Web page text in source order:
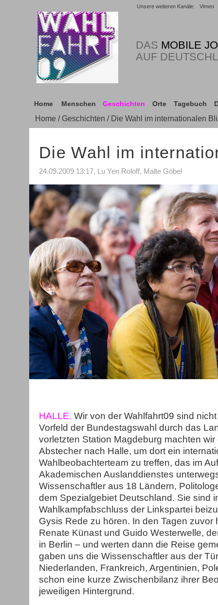
Unsere weiteren Kanäle: Vimeo
DAS MOBILE
AUF
Home Menschen Geschichten Orte Tagebuch
Home / Geschichten / Die Wahl im internationalen
Die Wahl im
24.09.2009 13:17, Lu Yen Roloff, Malte Göbel
HALLE. Wir von der Wahlfahrt09 sind
Vorfeld der Bundestagswahl durch das
vorletzten Station Magdeburg machten
Abstecher nach Halle, um dort ein
Wahlbeobachterteam zu treffen, das im
Akademischen Auslanddienstes
Wissenschaftler aus 18 Ländern,
dem Spezialgebiet Deutschland. Sie sind
Wahlkampfabschluss der Linkspartei
Gysis Rede zu hören. In den Tagen zuvor
Renate Künast und Guido Westerwelle,
in Berlin – und werten dann die Reise
gaben uns die Wissenschaftler aus der
Niederlanden, Frankreich, Argentinien,
schon eine kurze Zwischenbilanz ihrer
jeweiligen Hintergrund.